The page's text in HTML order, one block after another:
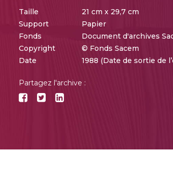
Taille
21 cm x 29,7 cm
Support
Papier
Fonds
Document d'archives
Copyright
© Fonds Sacem
Date
1988 (Date de sortie de
Partagez l'archive :